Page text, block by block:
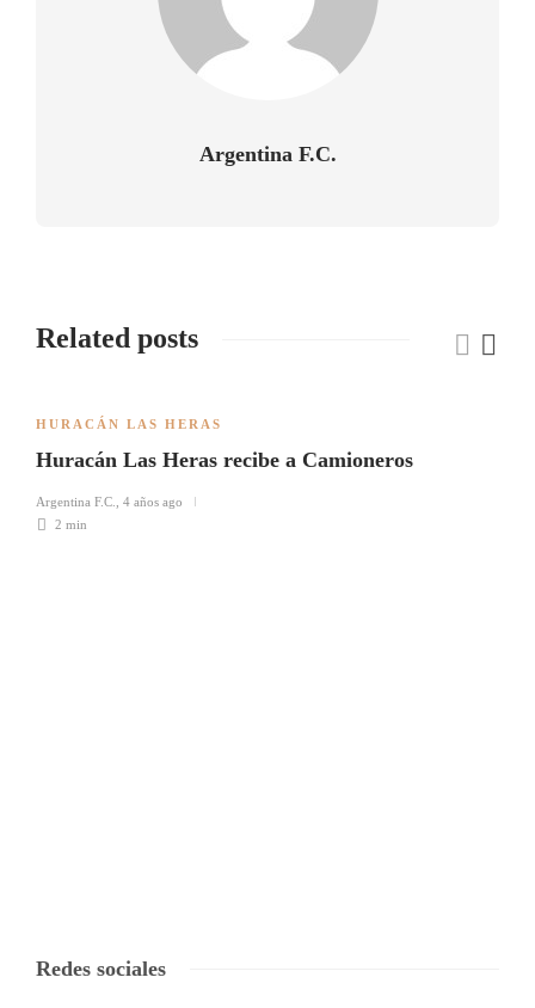
Argentina F.C.
Related posts
HURACÁN LAS HERAS
Huracán Las Heras recibe a Camioneros
Argentina F.C.
4 años ago
2 min
Redes sociales